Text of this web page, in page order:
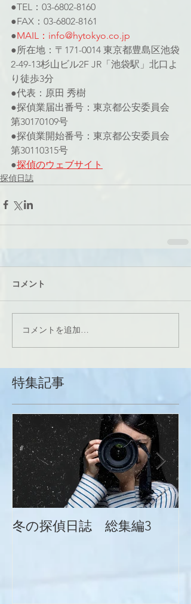
●TEL：03-6802-8160
●FAX：03-6802-8161
●MAIL：info@hytokyo.co.jp
●所在地：〒171-0014 東京都豊島区池袋
2-49-13杉山ビル2F JR「池袋駅」北口よ
り徒歩3分
●代表：原田 秀樹
●探偵業届出番号：東京都公安委員会
第30170109号
●探偵業開始番号：東京都公安委員会
第30110315号
●探偵のウェブサイト
探偵日誌
コメント
コメントを追加…
特集記事
冬の探偵日誌 総集編3